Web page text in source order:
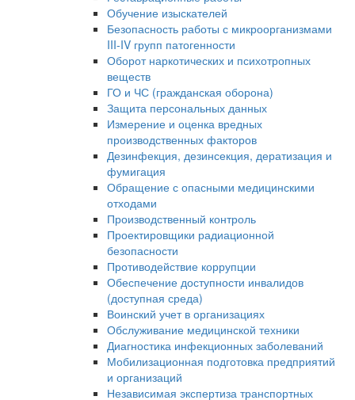
Обучение изыскателей
Безопасность работы с микроорганизмами
III-IV групп патогенности
Оборот наркотических и психотропных
веществ
ГО и ЧС (гражданская оборона)
Защита персональных данных
Измерение и оценка вредных
производственных факторов
Дезинфекция, дезинсекция, дератизация и
фумигация
Обращение с опасными медицинскими
отходами
Производственный контроль
Проектировщики радиационной
безопасности
Противодействие коррупции
Обеспечение доступности инвалидов
(доступная среда)
Воинский учет в организациях
Обслуживание медицинской техники
Диагностика инфекционных заболеваний
Мобилизационная подготовка предприятий
и организаций
Независимая экспертиза транспортных